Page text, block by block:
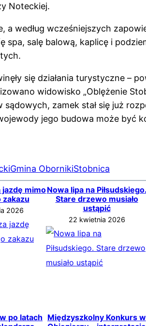
Noteckiej.
a według wcześniejszych
spa, salę balową, kaplicę i
się działania turystyczne –
widowisko „Oblężenie
zamek stał się już
jego budowa może być
Gmina ObornikiStobnica
mimo
zakazu
2026
Nowa lipa na Piłsudskiego.
Stare drzewo musiało
ustąpić
22 kwietnia 2026
po latach
Międzyszkolny Konkurs w